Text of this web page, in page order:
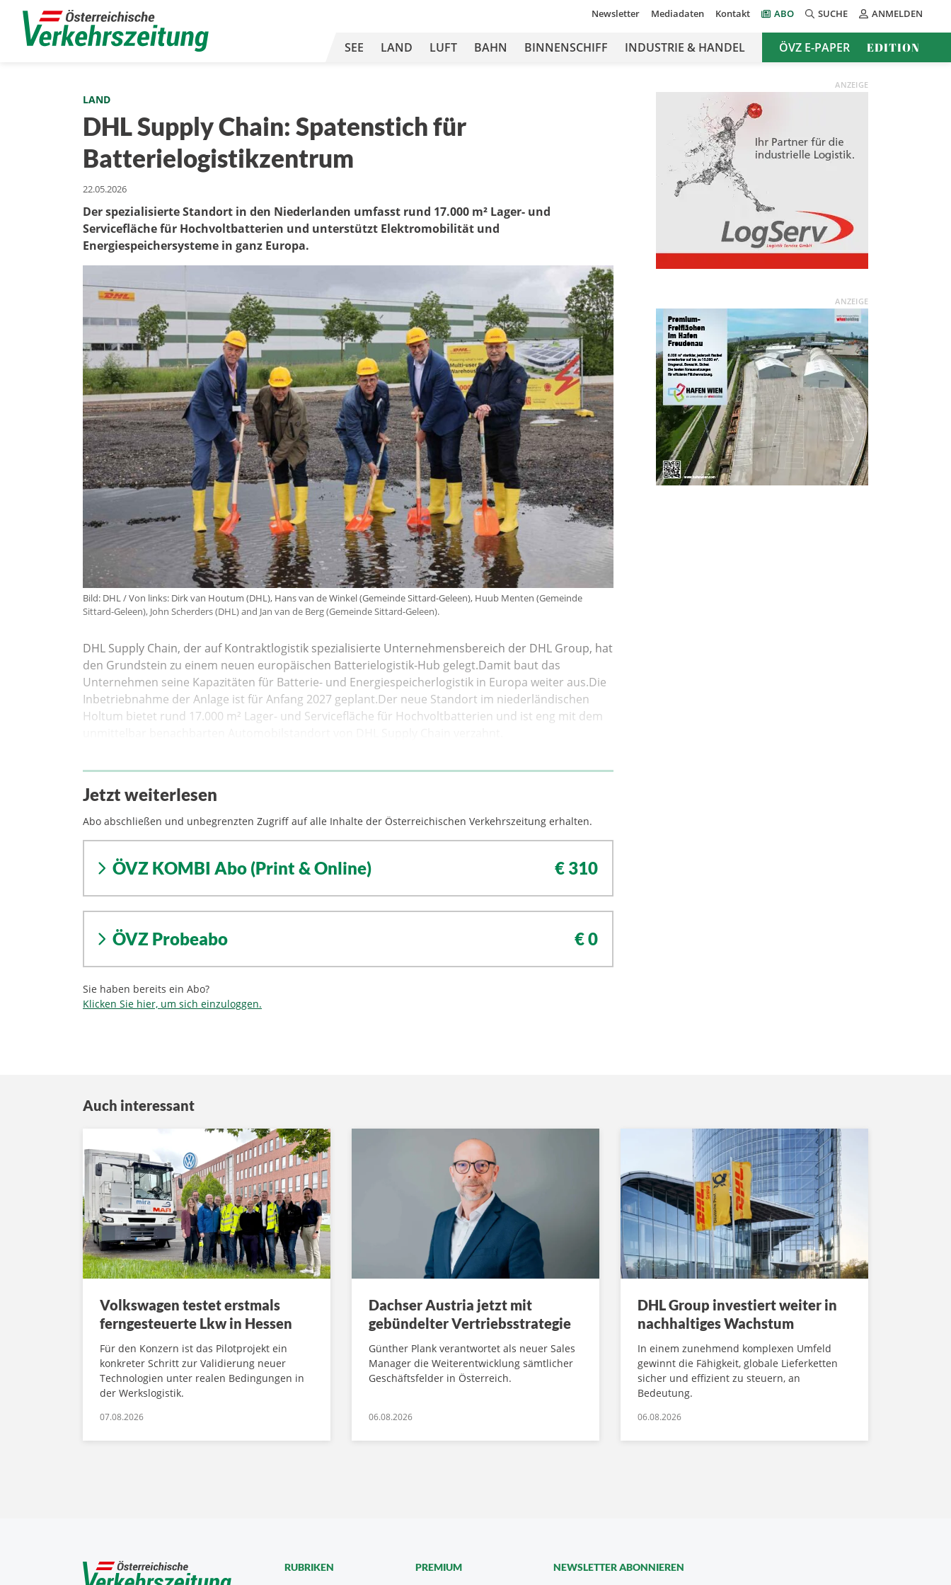
Newsletter Mediadaten Kontakt ABO SUCHE ANMELDEN
SEE LAND LUFT BAHN BINNENSCHIFF INDUSTRIE & HANDEL ÖVZ E-PAPER EDITION
LAND
DHL Supply Chain: Spatenstich für
Batterielogistikzentrum
22.05.2026
Der spezialisierte Standort in den Niederlanden umfasst rund 17.000 m² Lager- und
Servicefläche für Hochvoltbatterien und unterstützt Elektromobilität und
Energiespeichersysteme in ganz Europa.
Bild: DHL / Von links: Dirk van Houtum (DHL), Hans van de Winkel (Gemeinde Sittard-Geleen), Huub Menten (Gemeinde
Sittard-Geleen), John Scherders (DHL) and Jan van de Berg (Gemeinde Sittard-Geleen).
DHL Supply Chain, der auf Kontraktlogistik spezialisierte Unternehmensbereich der DHL Group, hat
den Grundstein zu einem neuen europäischen Batterielogistik-Hub gelegt.Damit baut das
Unternehmen seine Kapazitäten für Batterie- und Energiespeicherlogistik in Europa weiter aus.Die
Inbetriebnahme der Anlage ist für Anfang 2027 geplant.Der neue Standort im niederländischen
Holtum bietet rund 17.000 m² Lager- und Servicefläche für Hochvoltbatterien und ist eng mit dem
Jetzt weiterlesen
Abo abschließen und unbegrenzten Zugriff auf alle Inhalte der Österreichischen Verkehrszeitung erhalten.
ÖVZ KOMBI Abo (Print & Online) € 310
ÖVZ Probeabo € 0
Sie haben bereits ein Abo?
Klicken Sie hier, um sich einzuloggen.
ANZEIGE
ANZEIGE
Auch interessant
Volkswagen testet erstmals
ferngesteuerte Lkw in Hessen
Für den Konzern ist das Pilotprojekt ein
konkreter Schritt zur Validierung neuer
Technologien unter realen Bedingungen in
der Werkslogistik.
07.08.2026
Dachser Austria jetzt mit
gebündelter Vertriebsstrategie
Günther Plank verantwortet als neuer Sales
Manager die Weiterentwicklung sämtlicher
Geschäftsfelder in Österreich.
06.08.2026
DHL Group investiert weiter in
nachhaltiges Wachstum
In einem zunehmend komplexen Umfeld
gewinnt die Fähigkeit, globale Lieferketten
sicher und effizient zu steuern, an
Bedeutung.
06.08.2026
NEWSLETTER ABONNIEREN
RUBRIKEN PREMIUM